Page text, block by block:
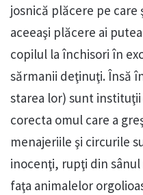
josnică plăcere pe care
aceeaşi plăcere ai
copilul la închisori în
sărmanii deţinuţi. Însă
starea lor) sunt
corecta omul care a
menajeriile şi circurile
inocenţi, rupţi din
faţa animalelor